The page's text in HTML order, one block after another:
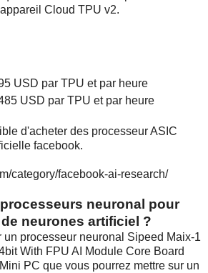
Cloud TPU v2.
USD par TPU et par heure
USD par TPU et par heure
d'acheter des processeur ASIC
facebook.
category/facebook-ai-research/
neuronal pour
neurones artificiel ?
un processeur neuronal Sipeed Maix-1
With FPU AI Module Core Board
PC que vous pourrez mettre sur un